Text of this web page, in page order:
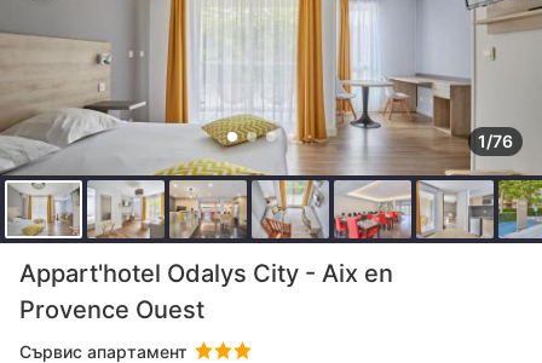
1/76
Appart'hotel Odalys City - Aix en
Provence Ouest
Сървис апартамент